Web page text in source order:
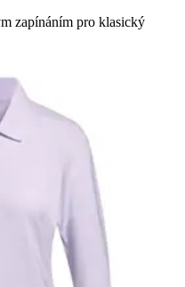
zapínáním pro klasický